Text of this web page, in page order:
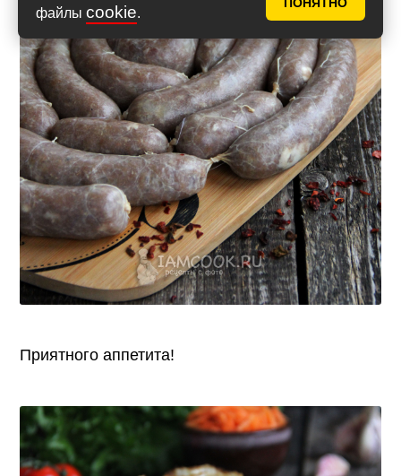
файлы cookie.
Приятного аппетита!